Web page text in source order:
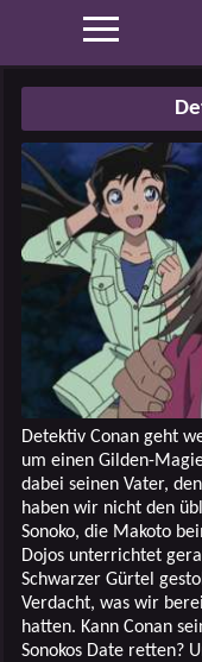
Detektiv Conan geht
um einen Gilden-
dabei seinen Vater,
haben wir nicht den
Sonoko, die Makoto
Dojos unterrichtet
Schwarzer Gürtel
Verdacht, was wir
hatten. Kann Conan
Sonokos Date retten?